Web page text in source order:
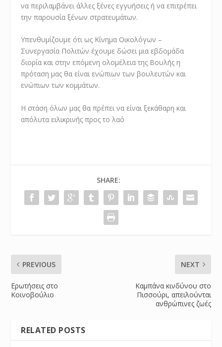
να περιλαμβάνει άλλες ξένες εγγυήσεις ή να επιτρέπει
την παρουσία ξένων στρατευμάτων.
Υπενθυμίζουμε ότι ως Κίνημα Οικολόγων –
Συνεργασία Πολιτών έχουμε δώσει μια εβδομάδα
διορία και στην επόμενη ολομέλεια της Βουλής η
πρόταση μας θα είναι ενώπιων των βουλευτών και
ενώπιων των κομμάτων.
Η στάση όλων μας θα πρέπει να είναι ξεκάθαρη και
απόλυτα ειλικρινής προς το λαό
SHARE:
PREVIOUS
Ερωτήσεις στο
Κοινοβούλιο
NEXT
Καμπάνα κινδύνου στο
Πισσούρι, απειλούνται
ανθρώπινες ζωές
RELATED POSTS